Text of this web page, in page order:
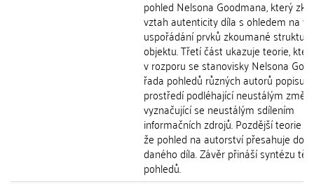
pohled Nelsona Goodmana, který
vztah autenticity díla s ohledem na
uspořádání prvků zkoumané struktury
objektu. Třetí část ukazuje teorie,
v rozporu se stanovisky Nelsona
řada pohledů různých autorů popisuje
prostředí podléhající neustálým
vyznačující se neustálým sdílením
informačních zdrojů. Pozdější teorie
že pohled na autorství přesahuje
daného díla. Závěr přináší syntézu
pohledů.